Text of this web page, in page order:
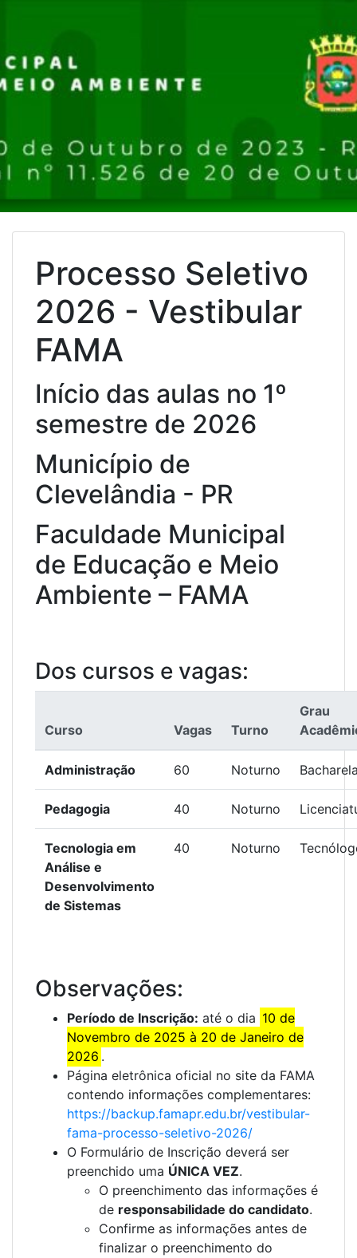
Processo Seletivo
2026 - Vestibular
FAMA
Início das aulas no 1º
semestre de 2026
Município de
Clevelândia - PR
Faculdade Municipal
de Educação e Meio
Ambiente – FAMA
Dos cursos e vagas:
Curso Vagas Turno
Grau
Administração 60 Noturno
Pedagogia 40 Noturno
Tecnologia em
Análise e
Desenvolvimento
de Sistemas
40 Noturno
Observações:
Período de Inscrição: até o dia 10 de
Novembro de 2025 à 20 de Janeiro de
2026 .
Página eletrônica oficial no site da FAMA
contendo informações complementares:
https://backup.famapr.edu.br/vestibular-
fama-processo-seletivo-2026/
O Formulário de Inscrição deverá ser
preenchido uma ÚNICA VEZ.
O preenchimento das informações é
de responsabilidade do candidato.
Confirme as informações antes de
finalizar o preenchimento do